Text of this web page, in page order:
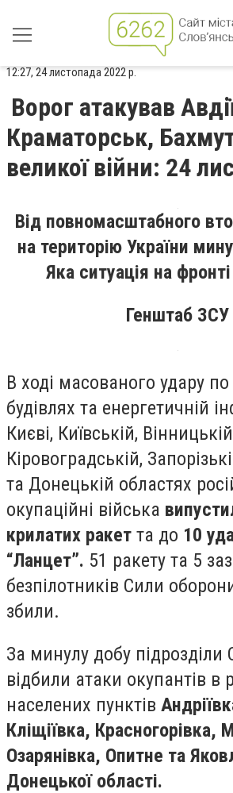
12:27, 24 листопада 2022 р.
Ворог атакував
Краматорськ,
великої війни: 24
Від повномасштабного
на територію України
Яка ситуація на
Генштаб ЗСУ
В ході масованого удару
будівлях та енергетичній
Києві, Київській,
Кіровоградській,
та Донецькій областях
окупаційні війська
крилатих ракет та до 10
“Ланцет”. 51 ракету та 5
безпілотників Сили
збили.
За минулу добу підрозділи
відбили атаки окупантів в
населених пунктів
Кліщіївка, Красногорівка,
Озарянівка, Опитне та
Донецької області.